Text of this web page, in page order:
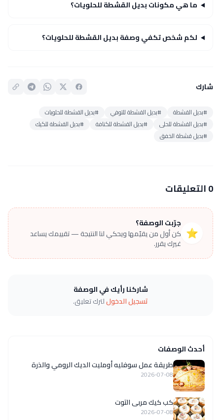
ما هي مكونات بديل القشطة للحلويات؟
لكم شخص تكفي وصفة بديل القشطة للحلويات؟
شارك
#بديل القشطة #بديل القشطة للتوفي
#بديل القشطة للحلويات
#بديل القشطة للحلى
#بديل القشطة للكنافة
#بديل القشطة للكيك
#بديل قشطة الخفق
0 التعليقات
⭐
جرّبت الوصفة؟
كن أول من يقيّمها ويحكي لنا النتيجة — تقييمك يساعد
غيرك يقرر.
شاركنا رأيك في الوصفة
تسجيل الدخوللترك تعليق.
أحدث الوصفات
طريقة عمل سوفليه أومليت الديك الرومي والذرة
2026-07-08
كب كيك مربى التوت
2026-07-08